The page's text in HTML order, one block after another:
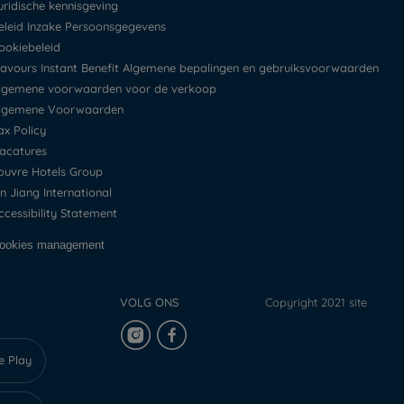
kennisgeving
Inzake Persoonsgegevens
Instant Benefit Algemene bepalingen en gebruiksvoorwaarden
voorwaarden voor de verkoop
Voorwaarden
Policy
Vacatures
Hotels Group
Jiang International
Statement
management
Play
VOLG ONS Copyright 2021 site